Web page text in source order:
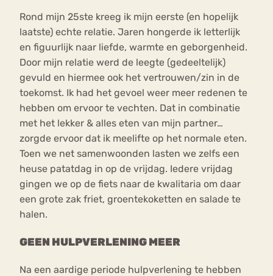
Rond mijn 25ste kreeg ik mijn eerste (en hopelijk
laatste) echte relatie. Jaren hongerde ik letterlijk
en figuurlijk naar liefde, warmte en geborgenheid.
Door mijn relatie werd de leegte (gedeeltelijk)
gevuld en hiermee ook het vertrouwen/zin in de
toekomst. Ik had het gevoel weer meer redenen te
hebben om ervoor te vechten. Dat in combinatie
met het lekker & alles eten van mijn partner…
zorgde ervoor dat ik meelifte op het normale eten.
Toen we net samenwoonden lasten we zelfs een
heuse patatdag in op de vrijdag. Iedere vrijdag
gingen we op de fiets naar de kwalitaria om daar
een grote zak friet, groentekoketten en salade te
halen.
GEEN HULPVERLENING MEER
Na een aardige periode hulpverlening te hebben